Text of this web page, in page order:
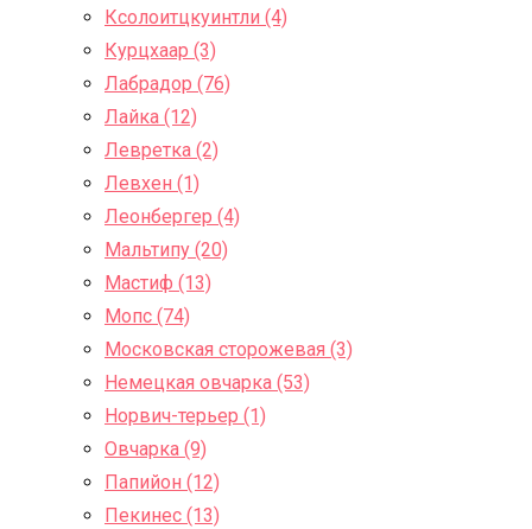
Ксолоитцкуинтли (4)
Курцхаар (3)
Лабрадор (76)
Лайка (12)
Левретка (2)
Левхен (1)
Леонбергер (4)
Мальтипу (20)
Мастиф (13)
Мопс (74)
Московская сторожевая (3)
Немецкая овчарка (53)
Норвич-терьер (1)
Овчарка (9)
Папийон (12)
Пекинес (13)